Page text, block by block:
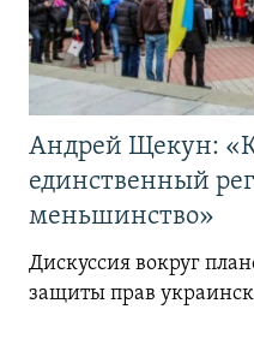
Андрей Щекун:
единственный
меньшинство»
Дискуссия вокруг
защиты прав